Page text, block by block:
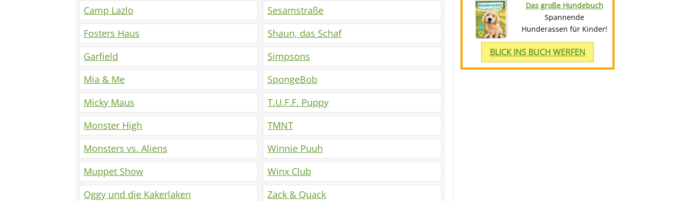
Camp Lazlo
Fosters Haus
Garfield
Mia & Me
Micky Maus
Monster High
Monsters vs. Aliens
Muppet Show
Oggy und die Kakerlaken
Sesamstraße
Shaun, das Schaf
Simpsons
SpongeBob
T.U.F.F. Puppy
TMNT
Winnie Puuh
Winx Club
Zack & Quack
Das große Hundebuch
Spannende
Hunderassen für Kinder!
BLICK INS BUCH WERFEN